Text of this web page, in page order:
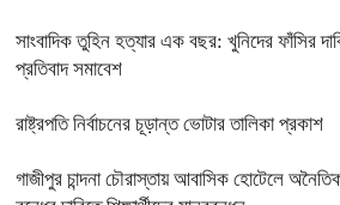
সাংবাদিক তুহিন হত্যার এক বছর: খুনিদের ফাঁসির
প্রতিবাদ সমাবেশ
রাষ্ট্রপতি নির্বাচনের চূড়ান্ত ভোটার তালিকা প্রকাশ
গাজীপুর চান্দনা চৌরাস্তায় আবাসিক হোটেলে